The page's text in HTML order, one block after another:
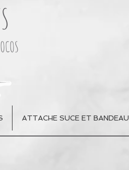
ATTACHE SUCE ET BANDEAU